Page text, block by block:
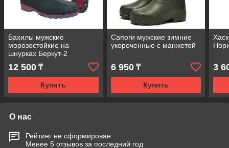
Бахилы мужские
морозостойкие на
шнурках Беркут-2
12 500 ₸
Купить
Сапоги мужские зимние
укороченные с манжетой
6 950₸
Купить
3
О нас
Рейтинг не сформирован
Менее 5 отзывов за последний год